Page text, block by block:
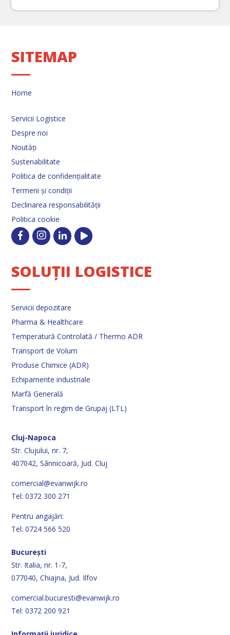
SITEMAP
Home
Servicii Logistice
Despre noi
Noutăți
Sustenabilitate
Politica de confidențialitate
Termeni și condiții
Declinarea responsabilității
Politica cookie
SOLUȚII LOGISTICE
Servicii depozitare
Pharma & Healthcare
Temperatură Controlată / Thermo ADR
Transport de Volum
Produse Chimice (ADR)
Echipamente industriale
Marfă Generală
Transport în regim de Grupaj (LTL)
Cluj-Napoca
Str. Clujului, nr. 7,
407042, Sânnicoară, Jud. Cluj
comercial@evanwijk.ro
Tel: 0372 300 271
Pentru angajări:
Tel: 0724 566 520
București
Str. Italia, nr. 1-7,
077040, Chiajna, Jud. Ilfov
comercial.bucuresti@evanwijk.ro
Tel: 0372 200 921